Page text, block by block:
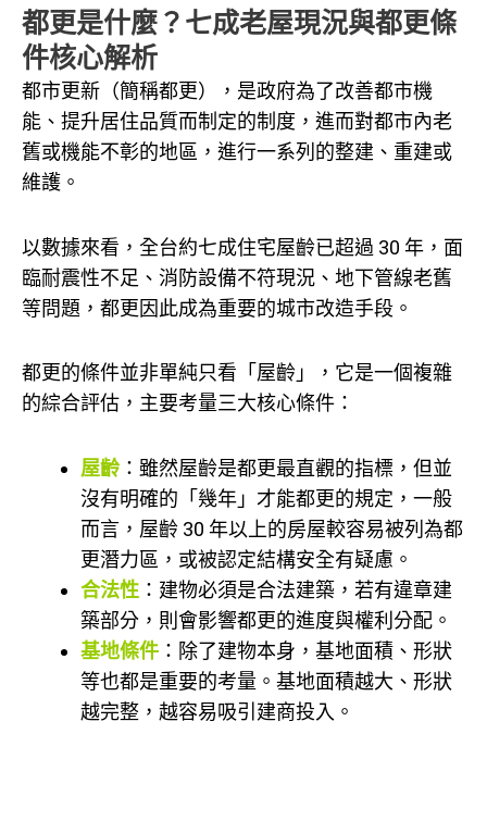
都更是什麼？七成老屋現況與都更條
件核心解析
都市更新（簡稱都更），是政府為了改善都市機
能、提升居住品質而制定的制度，進而對都市內老
舊或機能不彰的地區，進行一系列的整建、重建或
維護。
以數據來看，全台約七成住宅屋齡已超過 30 年，面
臨耐震性不足、消防設備不符現況、地下管線老舊
等問題，都更因此成為重要的城市改造手段。
都更的條件並非單純只看「屋齡」，它是一個複雜
的綜合評估，主要考量三大核心條件：
屋齡 ：雖然屋齡是都更最直觀的指標，但並
沒有明確的「幾年」才能都更的規定，一般
而言，屋齡 30 年以上的房屋較容易被列為都
更潛力區，或被認定結構安全有疑慮。
合法性 ：建物必須是合法建築，若有違章建
築部分，則會影響都更的進度與權利分配。
基地條件 ：除了建物本身，基地面積、形狀
等也都是重要的考量。基地面積越大、形狀
越完整，越容易吸引建商投入。